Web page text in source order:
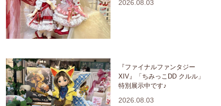
2026.08.03
『ファイナルファンタジー
XIV』「ちみっこDD クルル」
特別展示中です♪
2026.08.03